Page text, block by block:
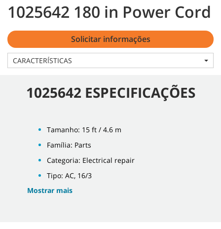
1025642 180 in Power Cord
Solicitar informações
CARACTERÍSTICAS
1025642 ESPECIFICAÇÕES
Tamanho: 15 ft / 4.6 m
Família: Parts
Categoria: Electrical repair
Tipo: AC, 16/3
Mostrar mais